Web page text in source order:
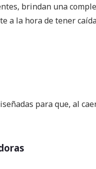
brindan una
la hora de tener
para que, al